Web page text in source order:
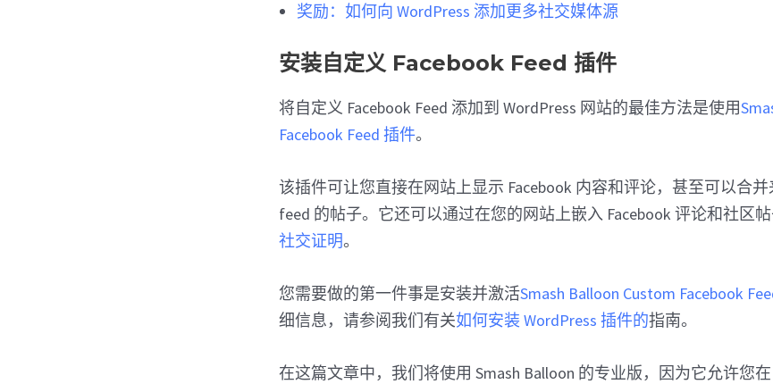
奖励：如何向 WordPress 添加更多社交媒体源
安装自定义 Facebook Feed 插件
将自定义 Facebook Feed 添加到 WordPress 网站的最佳方法是使用
Facebook Feed 插件。
该插件可让您直接在网站上显示 Facebook 内容和评论，甚至可以合并
feed 的帖子。它还可以通过在您的网站上嵌入 Facebook 评论和社区
社交证明。
您需要做的第一件事是安装并激活Smash Balloon Custom Facebook
细信息，请参阅我们有关如何安装 WordPress 插件的指南。
在这篇文章中，我们将使用 Smash Balloon 的专业版，因为它允许您在